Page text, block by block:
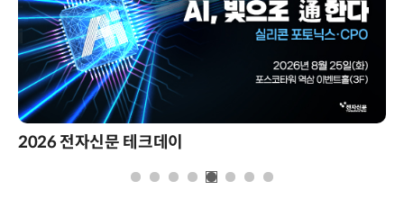
2026 전자신문 테크데이